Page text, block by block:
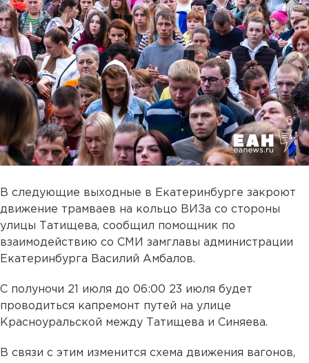
В следующие выходные в Екатеринбурге закроют
движение трамваев на кольцо ВИЗа со стороны
улицы Татищева, сообщил помощник по
взаимодействию со СМИ замглавы администрации
Екатеринбурга Василий Амбалов.
С полуночи 21 июля до 06:00 23 июля будет
проводиться капремонт путей на улице
Красноуральской между Татищева и Синяева.
В связи с этим изменится схема движения вагонов,